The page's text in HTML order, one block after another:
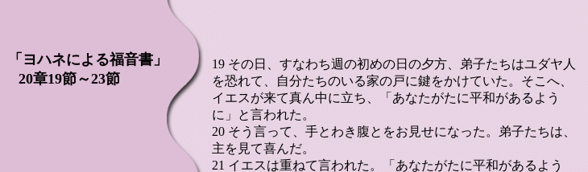
「ヨハネによる福音書」
20章19節～23節
19 その日、すなわち週の初めの日の夕方、弟子たちはユダヤ人
を恐れて、自分たちのいる家の戸に鍵をかけていた。そこへ、
イエスが来て真ん中に立ち、「あなたがたに平和があるよう
に」と言われた。
20 そう言って、手とわき腹とをお見せになった。弟子たちは、
主を見て喜んだ。
21 イエスは重ねて言われた。「あなたがたに平和があるよう